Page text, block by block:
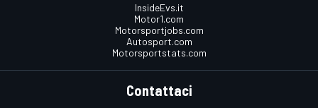
InsideEvs.it
Motor1.com
Motorsportjobs.com
Autosport.com
Motorsportstats.com
Contattaci